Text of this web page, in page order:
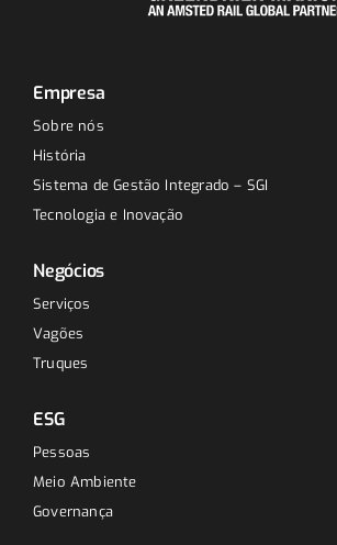
Empresa
Sobre nós
História
Sistema de Gestão Integrado – SGI
Tecnologia e Inovação
Negócios
Serviços
Vagões
Truques
ESG
Pessoas
Meio Ambiente
Governança